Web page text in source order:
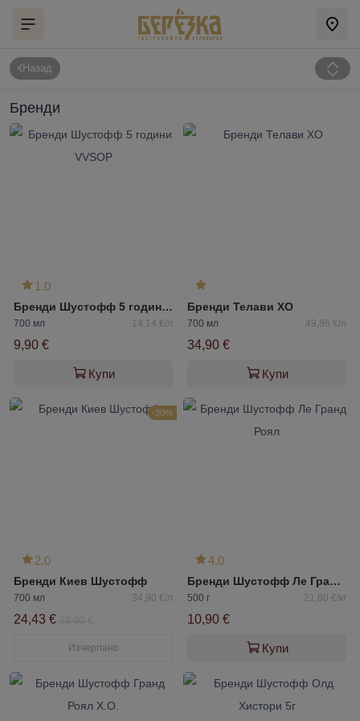
Назад
Бренди
1.0
Бренди Шустофф 5 години VVSOP
700 мл 14,14 €/л
9,90 €
Купи
Бренди Телави ХО
700 мл 49,86 €/л
34,90 €
Купи
2.0
-30%
Бренди Киев Шустофф
700 мл 34,90 €/л
24,43 €
Изчерпано
4.0
Бренди Шустофф Ле Гранд Роял
500 г 21,80 €/кг
10,90 €
Купи